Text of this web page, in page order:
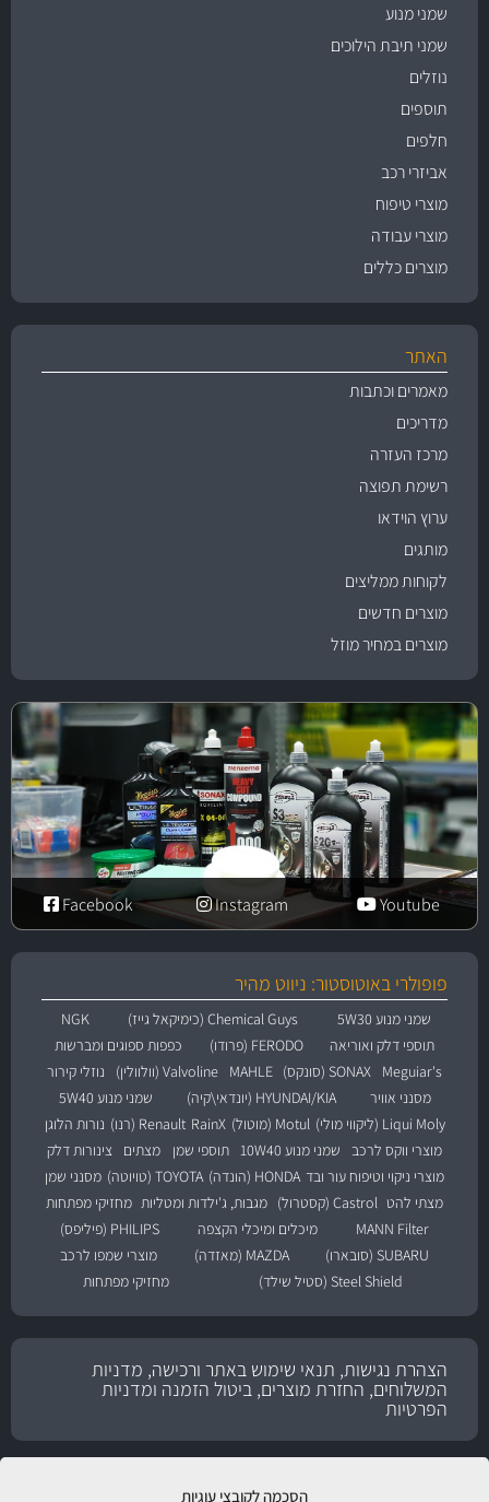
הסכמה לקובצי עוגיות
שמני מנוע
שמני תיבת הילוכים
נוזלים
תוספים
חלפים
אביזרי רכב
מוצרי טיפוח
מוצרי עבודה
מוצרים כללים
האתר
מאמרים וכתבות
מדריכים
מרכז העזרה
רשימת תפוצה
ערוץ הוידאו
מותגים
לקוחות ממליצים
מוצרים חדשים
מוצרים במחיר מוזל
Youtube
Instagram
Facebook
פופולרי באוטוסטור: ניווט מהיר
שמני מנוע 5W30 Chemical Guys (כימיקאל גייז)
NGK
תוספי דלק ואוריאה
FERODO (פרודו)
כפפות ספוגים ומברשות
Meguiar's
SONAX (סונקס) MAHLE Valvoline (וולוולין)
נוזלי קירור
מסנני אוויר
HYUNDAI/KIA (יונדאי\קיה)
שמני מנוע 5W40
Liqui Moly (ליקווי מולי)
Motul (מוטול) RainX Renault (רנו)
נורות הלוגן
מוצרי ווקס לרכב
שמני מנוע 10W40 תוספי שמן מצתים
צינורות דלק
מוצרי ניקוי וטיפוח עור ובד HONDA (הונדה) TOYOTA (טויוטה)
מסנני שמן
מצתי להט Castrol (קסטרול) מגבות, ג'ילדות ומטליות מחזיקי מפתחות
MANN Filter
מיכלים ומיכלי הקצפה
PHILIPS (פיליפס)
SUBARU (סובארו)
MAZDA (מאזדה)
מוצרי שמפו לרכב
Steel Shield (סטיל שילד)
מחזיקי מפתחות
הצהרת נגישות, תנאי שימוש באתר ורכישה, מדניות
המשלוחים, החזרת מוצרים, ביטול הזמנה ומדניות
הפרטיות